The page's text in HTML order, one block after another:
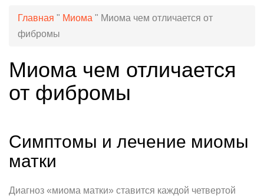
Главная " Миома " Миома чем отличается от
фибромы
Миома чем отличается
от фибромы
Симптомы и лечение миомы
матки
Диагноз «миома матки» ставится каждой четвертой